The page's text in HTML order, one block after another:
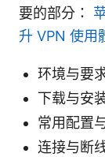
要的部分：
升 VPN 使用
环境与要
下载与安
常用配置
连接与断